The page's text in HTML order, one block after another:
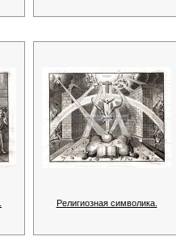
Религиозная символика.